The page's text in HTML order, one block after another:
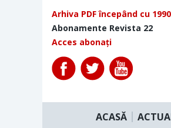
Arhiva PDF începând cu 1990
Abonamente Revista 22
Acces abonați
ACASĂ